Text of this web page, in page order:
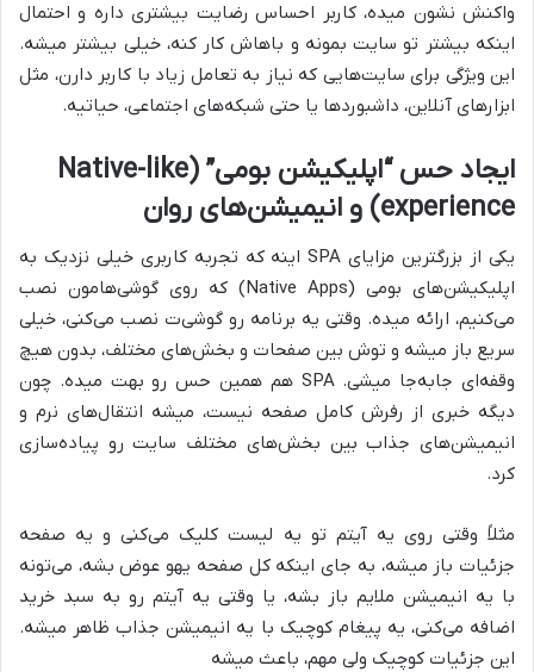
واکنش نشون میده، کاربر احساس رضایت بیشتری داره و احتمال
اینکه بیشتر تو سایت بمونه و باهاش کار کنه، خیلی بیشتر میشه.
این ویژگی برای سایت‌هایی که نیاز به تعامل زیاد با کاربر دارن، مثل
ابزارهای آنلاین، داشبوردها یا حتی شبکه‌های اجتماعی، حیاتیه.
ایجاد حس “اپلیکیشن بومی” (Native-like
experience) و انیمیشن‌های روان
یکی از بزرگترین مزایای SPA اینه که تجربه کاربری خیلی نزدیک به
اپلیکیشن‌های بومی (Native Apps) که روی گوشی‌هامون نصب
می‌کنیم، ارائه میده. وقتی یه برنامه رو گوشی‌ت نصب می‌کنی، خیلی
سریع باز میشه و توش بین صفحات و بخش‌های مختلف، بدون هیچ
وقفه‌ای جابه‌جا میشی. SPA هم همین حس رو بهت میده. چون
دیگه خبری از رفرش کامل صفحه نیست، میشه انتقال‌های نرم و
انیمیشن‌های جذاب بین بخش‌های مختلف سایت رو پیاده‌سازی
کرد.
مثلاً وقتی روی یه آیتم تو یه لیست کلیک می‌کنی و یه صفحه
جزئیات باز میشه، به جای اینکه کل صفحه یهو عوض بشه، می‌تونه
با یه انیمیشن ملایم باز بشه، یا وقتی یه آیتم رو به سبد خرید
اضافه می‌کنی، یه پیغام کوچیک با یه انیمیشن جذاب ظاهر میشه.
این جزئیات کوچیک ولی مهم، باعث میشه